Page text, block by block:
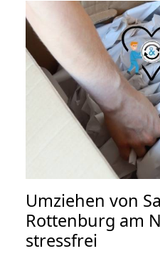
Umziehen von
Rottenburg am
stressfrei